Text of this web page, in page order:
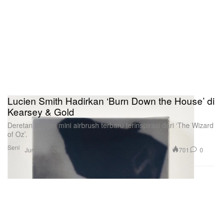
Seni
Lucien Smith Hadirkan ‘Burn Down the House’ di
Kearsey & Gold
Deretan lukisan mini airbrush terbaru terinspirasi dari ‘The Wizard
of Oz’.
Jun 11, 2026 701 0